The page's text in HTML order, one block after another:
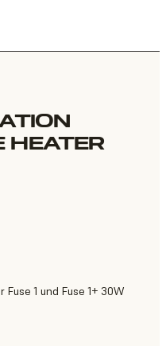
HEATER
1 und Fuse 1+ 30W